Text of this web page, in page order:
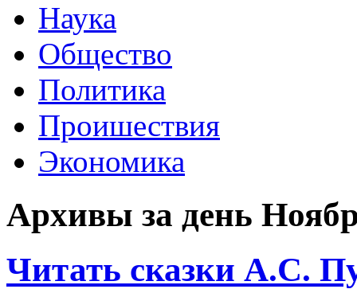
Наука
Общество
Политика
Проишествия
Экономика
Архивы за день
Читать сказки А.С.